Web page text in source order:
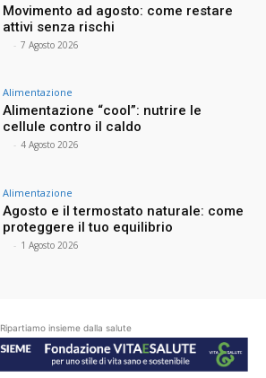
Movimento ad agosto: come restare
attivi senza rischi
- 7 Agosto 2026
Alimentazione
Alimentazione “cool”: nutrire le
cellule contro il caldo
- 4 Agosto 2026
Alimentazione
Agosto e il termostato naturale: come
proteggere il tuo equilibrio
- 1 Agosto 2026
Ripartiamo insieme dalla salute